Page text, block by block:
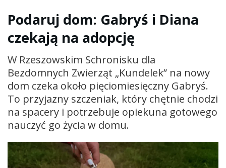
Podaruj dom: Gabryś i Diana
czekają na adopcję
W Rzeszowskim Schronisku dla
Bezdomnych Zwierząt „Kundelek” na nowy
dom czeka około pięciomiesięczny Gabryś.
To przyjazny szczeniak, który chętnie chodzi
na spacery i potrzebuje opiekuna gotowego
nauczyć go życia w domu.